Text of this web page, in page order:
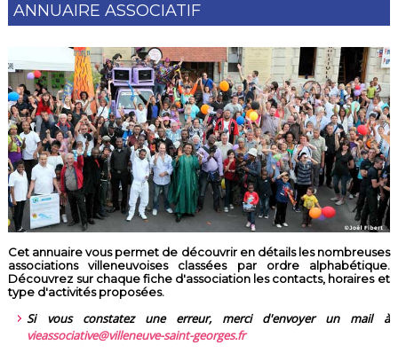
ANNUAIRE ASSOCIATIF
Cet annuaire vous permet de découvrir en détails les nombreuses
associations villeneuvoises classées par ordre alphabétique.
Découvrez sur chaque fiche d'association les contacts, horaires et
type d'activités proposées.
Si vous constatez une erreur, merci d'envoyer un mail à
vieassociative@villeneuve-saint-georges.fr